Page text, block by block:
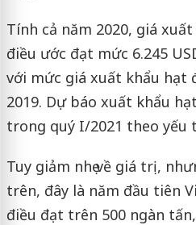
Tính cả năm 2020, giá
điều ước đạt mức 6.245
với mức giá xuất khẩu hạt
2019. Dự báo xuất khẩu
trong quý I/2021 theo yếu
Tuy giảm nhẹ về giá trị,
trên, đây là năm đầu tiên
điều đạt trên 500 ngàn